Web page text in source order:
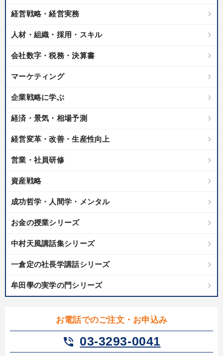
経営戦略・経営実務
人材・組織・採用・スキル
会社数字・税務・決算書
マーケティング
企業戦略に学ぶ
経済・景気・相場予測
経営変革・改善・生産性向上
営業・社員研修
資産戦略
成功哲学・人間学・メンタル
お金の授業シリーズ
中村天風講話集シリーズ
一倉定の社長学講話シリーズ
牟田學の実学の門シリーズ
お電話でのご注文・お申込み
phone_in_talk 03-3293-0041